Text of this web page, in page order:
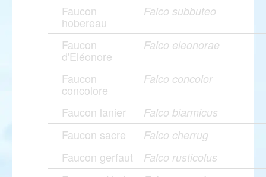
Faucon
hobereau
Falco subbuteo
Faucon
d'Eléonore
Falco eleonorae
Faucon
concolore
Falco concolor
Faucon lanier Falco biarmicus
Faucon sacre Falco cherrug
Faucon gerfaut Falco rusticolus